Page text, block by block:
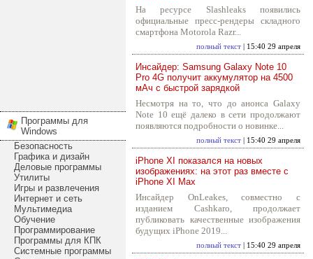
Программы для
Windows
Безопасность
Графика и дизайн
Деловые программы
Утилиты
Игры и развлечения
Интернет и сеть
Мультимедиа
Обучение
Программирование
Программы для КПК
Системные программы
На ресурсе Slashleaks появились
официальные пресс-рендеры складного
смартфона Motorola Razr...
полный текст | 15:40 29 апреля
Инсайдер: Samsung Galaxy Note 10
Pro 4G получит аккумулятор на 4500
мАч с быстрой зарядкой
Несмотря на то, что до анонса Galaxy
Note 10 ещё далеко в сети продолжают
появляются подробности о новинке...
полный текст | 15:40 29 апреля
iPhone XI показался на новых
изображениях: на этот раз вместе с
iPhone XI Max
Инсайдер OnLeakes, совместно с
изданием Cashkaro, продолжает
публиковать качественные изображения
будущих iPhone 2019...
полный текст | 15:40 29 апреля